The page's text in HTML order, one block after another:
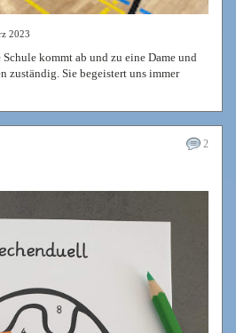
2023
kommt ab und zu eine Dame und
zuständig. Sie begeistert uns immer
2